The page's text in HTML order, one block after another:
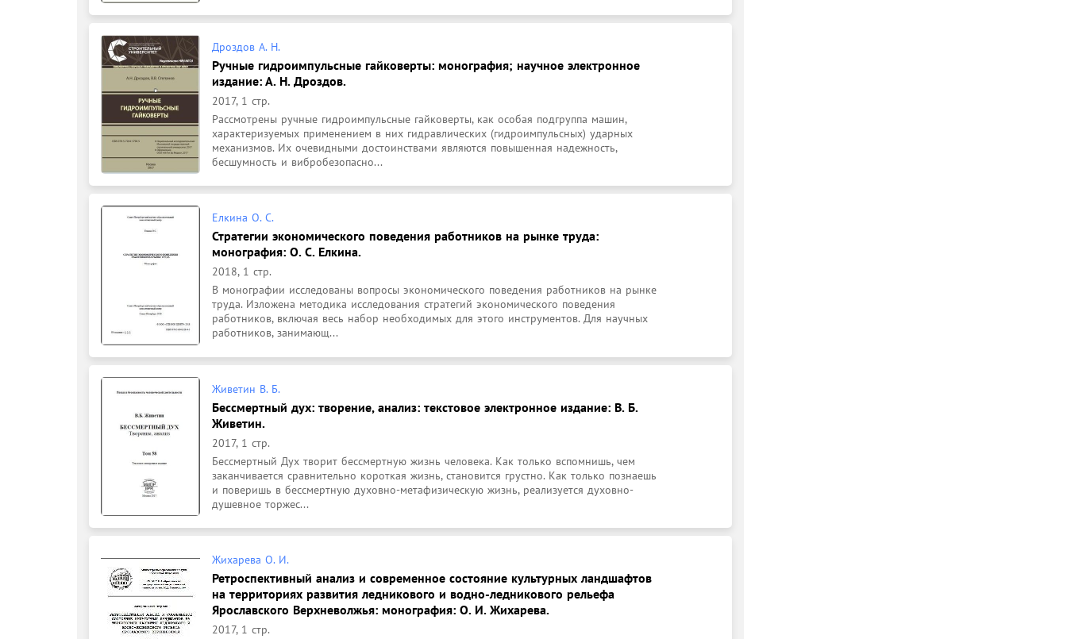
Дроздов А. Н.
Ручные гидроимпульсные гайковерты: монография; научное электронное
издание: А. Н. Дроздов.
2017, 1 стр.
Рассмотрены ручные гидроимпульсные гайковерты, как особая подгруппа машин,
характеризуемых применением в них гидравлических (гидроимпульсных) ударных
механизмов. Их очевидными достоинствами являются повышенная надежность,
бесшумность и вибробезопасно...
Елкина О. С.
Стратегии экономического поведения работников на рынке труда:
монография: О. С. Елкина.
2018, 1 стр.
В монографии исследованы вопросы экономического поведения работников на рынке
труда. Изложена методика исследования стратегий экономического поведения
работников, включая весь набор необходимых для этого инструментов. Для научных
работников, занимающ...
Живетин В. Б.
Бессмертный дух: творение, анализ: текстовое электронное издание: В. Б.
Живетин.
2017, 1 стр.
Бессмертный Дух творит бессмертную жизнь человека. Как только вспомнишь, чем
заканчивается сравнительно короткая жизнь, становится грустно. Как только познаешь
и поверишь в бессмертную духовно-метафизическую жизнь, реализуется духовно-
душевное торжес...
Жихарева О. И.
Ретроспективный анализ и современное состояние культурных ландшафтов
на территориях развития ледникового и водно-ледникового рельефа
Ярославского Верхневолжья: монография: О. И. Жихарева.
2017, 1 стр.